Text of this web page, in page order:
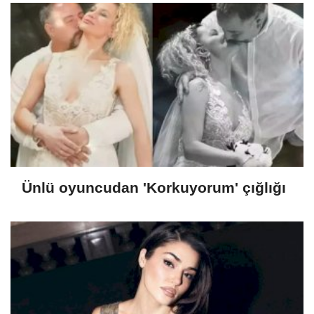
Ünlü oyuncudan 'Korkuyorum' çığlığı